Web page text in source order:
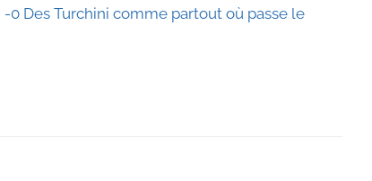
-0 Des Turchini comme partout où passe le